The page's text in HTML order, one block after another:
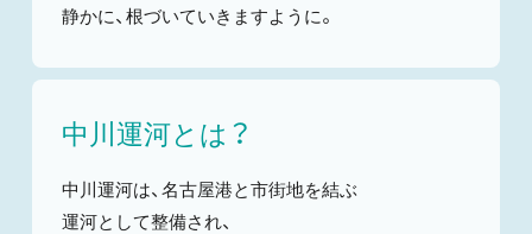
静かに、根づいていきますように。
中川運河とは？
中川運河は、名古屋港と市街地を結ぶ
運河として整備され、